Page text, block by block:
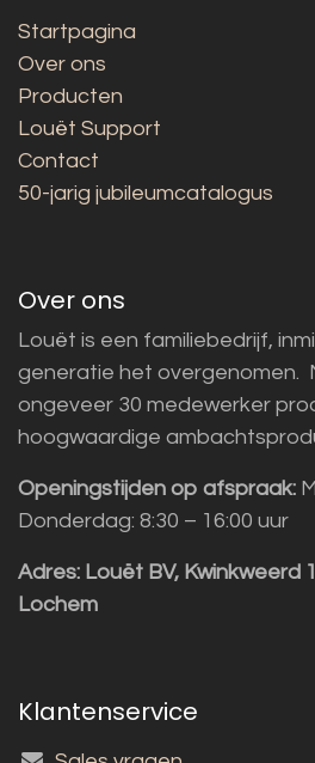
Startpagina
Over ons
Producten
Louët Support
Contact
50-jarig jubileumcatalogus
Over ons
Louët is een familiebedrijf,
generatie het overgenomen.
ongeveer 30 medewerker
hoogwaardige
Openingstijden op afspraak:
Donderdag: 8:30 – 16:00 uur
Adres: Louët BV, Kwinkweerd
Lochem
Klantenservice